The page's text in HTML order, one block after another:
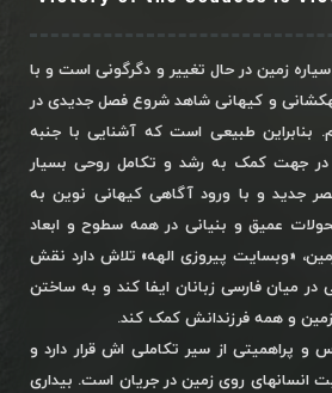
زمین در حال تغییر و دگرگونی است و با
و کیهانی شاهد شروع فصل جدیدی در
بنابراین طبیعی است که آشنایی با جنبه
جهت کمک به رشد و تکامل روحی بسیار
جدید و با ورود آگاهی کیهانی نوین به
عمیق و بنیانی در همه سطوح و ابعاد
«وبسایت پیروزی الهه» تلاش دارد نقش
در میان فارسی زبانان ایفا کند و به ساختن
زمین و همه فرزندانش کمک کند.
و پراهمیتی از سیر تکاملی اش قرار دارد و
انسانهای روی زمین در جریان است. بیداری